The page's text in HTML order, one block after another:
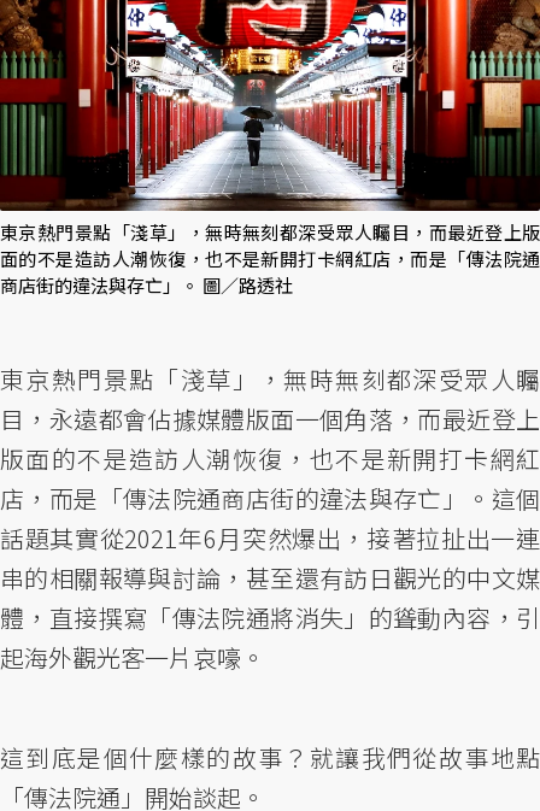
東京熱門景點「淺草」，無時無刻都深受眾人矚目，而最近登上版
面的不是造訪人潮恢復，也不是新開打卡網紅店，而是「傳法院通
商店街的違法與存亡」。 圖／路透社
東京熱門景點「淺草」，無時無刻都深受眾人矚
目，永遠都會佔據媒體版面一個角落，而最近登上
版面的不是造訪人潮恢復，也不是新開打卡網紅
店，而是「傳法院通商店街的違法與存亡」。這個
話題其實從2021年6月突然爆出，接著拉扯出一連
串的相關報導與討論，甚至還有訪日觀光的中文媒
體，直接撰寫「傳法院通將消失」的聳動內容，引
起海外觀光客一片哀嚎。
這到底是個什麼樣的故事？就讓我們從故事地點
「傳法院通」開始談起。